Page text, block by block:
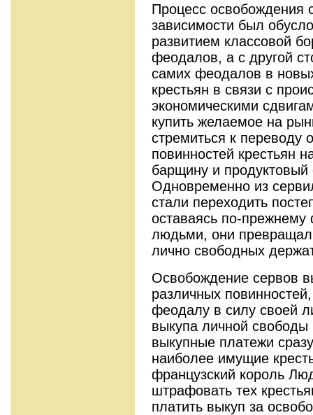
Процесс освобождения
зависимости был
развитием классовой
феодалов, а с другой
самих феодалов в
крестьян в связи с
экономическими
купить желаемое на
стремиться к переводу
повинностей крестьян
барщину и
Одновременно из
стали переходить
оставаясь по-
людьми, они
лично свободных
Освобождение сервов
различных
феодалу в силу своей
выкупа личной
выкупные платежи
наиболее имущие
французский король
штрафовать тех
платить выкуп за